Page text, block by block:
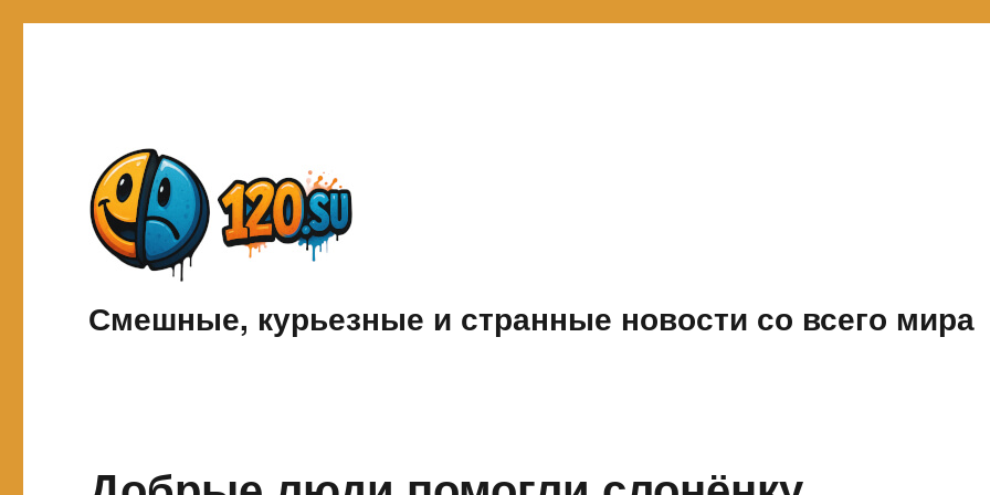
Смешные, курьезные и странные новости со всего мира